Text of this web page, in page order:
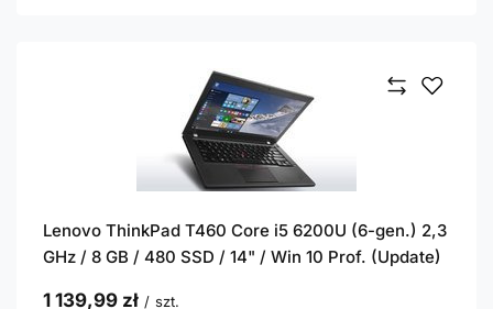
Lenovo ThinkPad T460 Core i5 6200U (6-gen.) 2,3
GHz / 8 GB / 480 SSD / 14" / Win 10 Prof. (Update)
1 139,99 zł / szt.